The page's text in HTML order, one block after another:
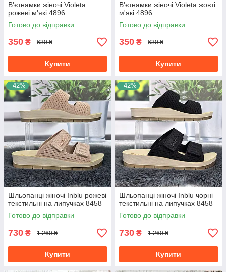
В'єтнамки жіночі Violeta
рожеві м'які 4896
Готово до відправки
350 ₴ 630 ₴
Купити
В'єтнамки жіночі Violeta жовті
м'які 4896
Готово до відправки
350 ₴ 630 ₴
Купити
–42%
Шльопанці жіночі Inblu рожеві
текстильні на липучках 8458
Готово до відправки
730 ₴ 1 260 ₴
Купити
–42%
Шльопанці жіночі Inblu чорні
текстильні на липучках 8458
Готово до відправки
730 ₴ 1 260 ₴
Купити